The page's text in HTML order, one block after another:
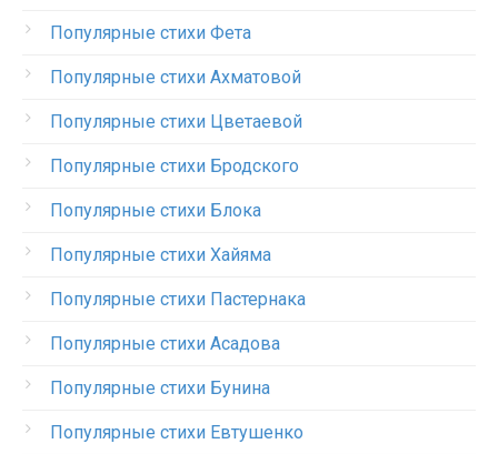
Популярные стихи Фета
Популярные стихи Ахматовой
Популярные стихи Цветаевой
Популярные стихи Бродского
Популярные стихи Блока
Популярные стихи Хайяма
Популярные стихи Пастернака
Популярные стихи Асадова
Популярные стихи Бунина
Популярные стихи Евтушенко